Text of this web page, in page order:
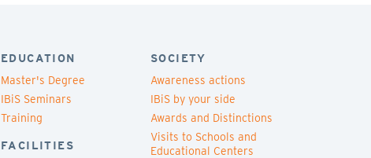
EDUCATION
Master's Degree
IBiS Seminars
Training
FACILITIES
SOCIETY
Awareness actions
IBiS by your side
Awards and Distinctions
Visits to Schools and
Educational Centers